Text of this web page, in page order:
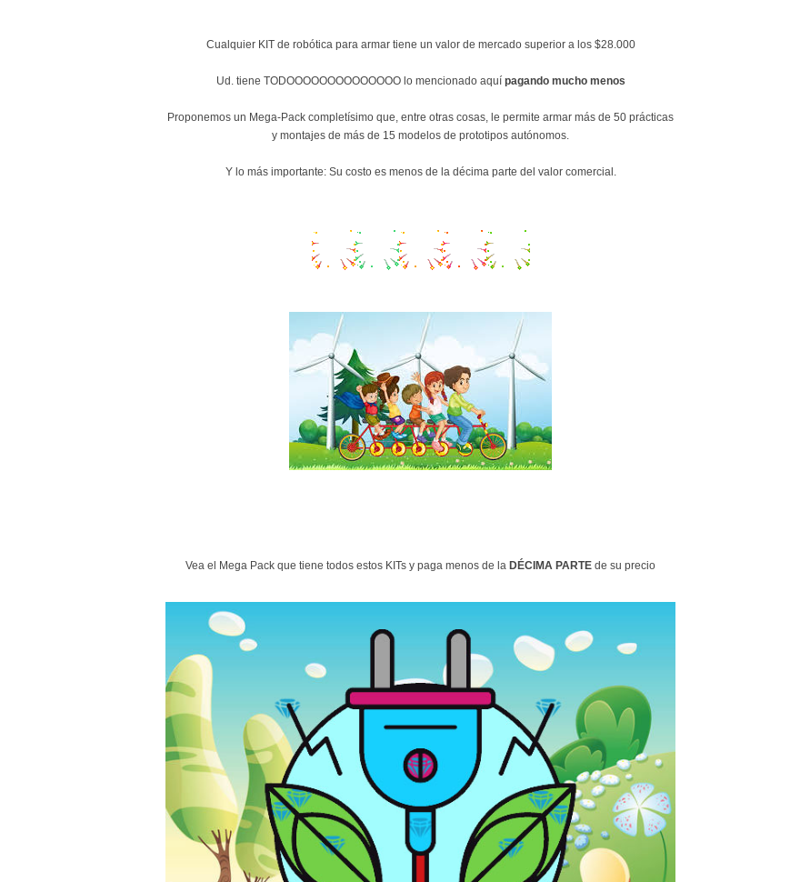
Cualquier KIT de robótica para armar tiene un valor de mercado superior a los $28.000
Ud. tiene TODOOOOOOOOOOOOOO lo mencionado aquí pagando mucho menos
Proponemos un Mega-Pack completísimo que, entre otras cosas, le permite armar más de 50 prácticas
y montajes de más de 15 modelos de prototipos autónomos.
Y lo más importante: Su costo es menos de la décima parte del valor comercial.
Vea el Mega Pack que tiene todos estos KITs y paga menos de la DÉCIMA PARTEde su precio